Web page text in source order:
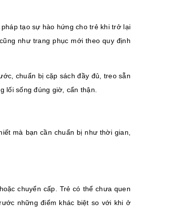
tạo sự hào hứng cho trẻ khi trở lại
như trang phục mới theo quy định
chuẩn bị cặp sách đầy đủ, treo sẵn
lối sống đúng giờ, cẩn thận.
mà bạn cần chuẩn bị như thời gian,
chuyển cấp. Trẻ có thể chưa quen
những điểm khác biệt so với khi ở